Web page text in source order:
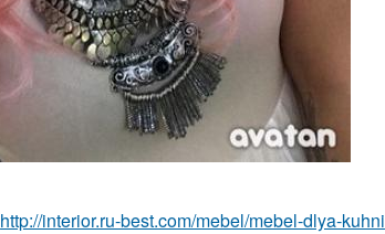
http://interior.ru-best.com/mebel/mebel-dlya-kuhni